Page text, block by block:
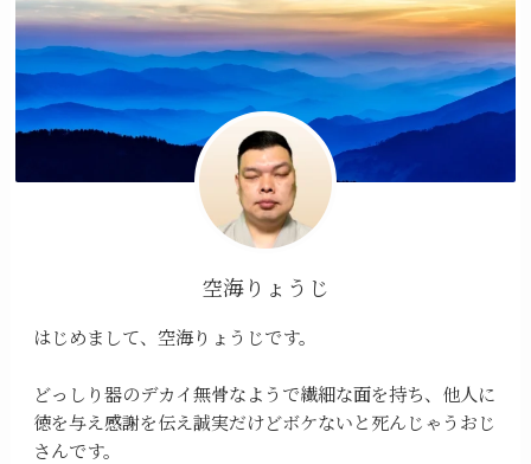
空海りょうじ
はじめまして、空海りょうじです。
どっしり器のデカイ無骨なようで繊細な面を持ち、他人に
徳を与え感謝を伝え誠実だけどボケないと死んじゃうおじ
さんです。